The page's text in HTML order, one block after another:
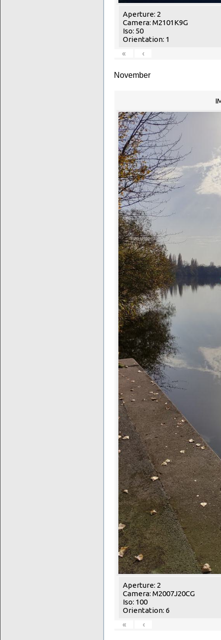
Aperture: 2
Camera: M2101K9G
Iso: 50
Orientation: 1
«
‹
November
Aperture: 2
Camera: M2007J20CG
Iso: 100
Orientation: 6
«
‹